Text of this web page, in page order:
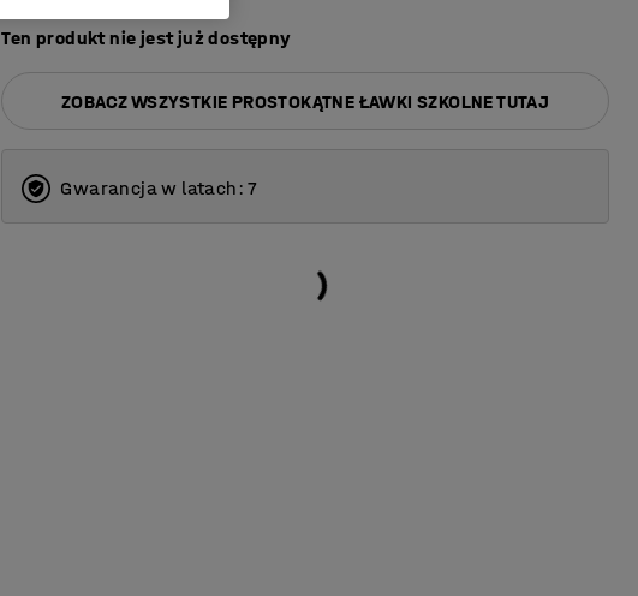
Ten produkt nie jest już dostępny
ZOBACZ WSZYSTKIE PROSTOKĄTNE ŁAWKI SZKOLNE TUTAJ
Gwarancja w latach: 7